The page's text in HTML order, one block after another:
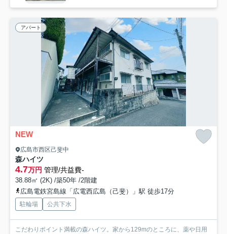
アパート
NEW
広島市西区己斐中
森ハイツ
4.7万円 管理/共益費-
38.88㎡ (2K) /築50年 /2階建
広島電鉄宮島線「広電西広島（己斐）」駅 徒歩17分
駐輪場 公共下水
こだわりポイント満載の森ハイツ。家から129mのところに、薬や日用